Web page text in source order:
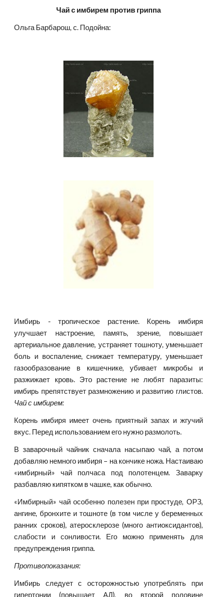
Чай с имбирем против гриппа
Ольга Барбарош, с. Подойна:
Имбирь - тропическое растение. Корень имбиря
улучшает настроение, память, зрение, повышает
артериальное давление, устраняет тошноту, уменьшает
боль и воспаление, снижает температуру, уменьшает
газообразование в кишечнике, убивает микробы и
разжижает кровь. Это растение не любят паразиты:
имбирь препятствует размножению и развитию глистов.
Чай с имбирем:
Корень имбиря имеет очень приятный запах и жгучий
вкус. Перед использованием его нужно размолоть.
В заварочный чайник сначала насыпаю чай, а потом
добавляю немного имбиря – на кончике ножа. Настаиваю
«имбирный» чай полчаса под полотенцем. Заварку
разбавляю кипятком в чашке, как обычно.
«Имбирный» чай особенно полезен при простуде, ОРЗ,
ангине, бронхите и тошноте (в том числе у беременных
ранних сроков), атеросклерозе (много антиоксидантов),
слабости и сонливости. Его можно применять для
предупреждения гриппа.
Противопоказания:
Имбирь следует с осторожностью употреблять при
гипертонии (повышает АД), во второй половине